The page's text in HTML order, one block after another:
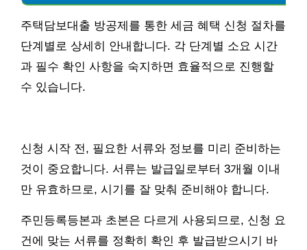
주택담보대출 방공제를 통한 세금 혜택 신청 절차를
단계별로 상세히 안내합니다. 각 단계별 소요 시간
과 필수 확인 사항을 숙지하면 효율적으로 진행할
수 있습니다.
신청 시작 전, 필요한 서류와 정보를 미리 준비하는
것이 중요합니다. 서류는 발급일로부터 3개월 이내
만 유효하므로, 시기를 잘 맞춰 준비해야 합니다.
주민등록등본과 초본은 다르게 사용되므로, 신청 요
건에 맞는 서류를 정확히 확인 후 발급받으시기 바